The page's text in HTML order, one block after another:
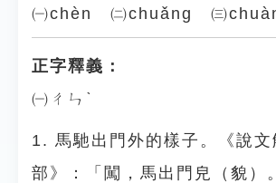
㈠chèn ㈡chuǎng ㈢
正字釋義：
㈠ㄔㄣˋ
1. 馬馳出門外的樣子。《說文
部》：「闖，馬出門皃（貌）